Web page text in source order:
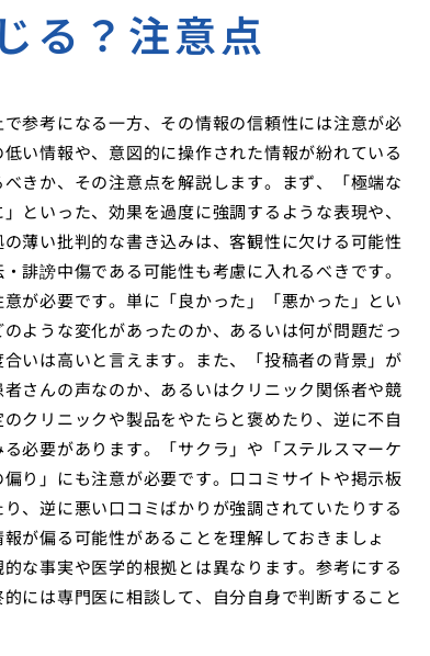
る？注意点
参考になる一方、その情報の信頼性には注意が必
い情報や、意図的に操作された情報が紛れている
きか、その注意点を解説します。まず、「極端な
といった、効果を過度に強調するような表現や、
薄い批判的な書き込みは、客観性に欠ける可能性
誹謗中傷である可能性も考慮に入れるべきです。
が必要です。単に「良かった」「悪かった」とい
ような変化があったのか、あるいは何が問題だっ
いは高いと言えます。また、「投稿者の背景」が
さんの声なのか、あるいはクリニック関係者や競
クリニックや製品をやたらと褒めたり、逆に不自
必要があります。「サクラ」や「ステルスマーケ
り」にも注意が必要です。口コミサイトや掲示板
、逆に悪い口コミばかりが強調されていたりする
が偏る可能性があることを理解しておきましょ
な事実や医学的根拠とは異なります。参考にする
には専門医に相談して、自分自身で判断すること